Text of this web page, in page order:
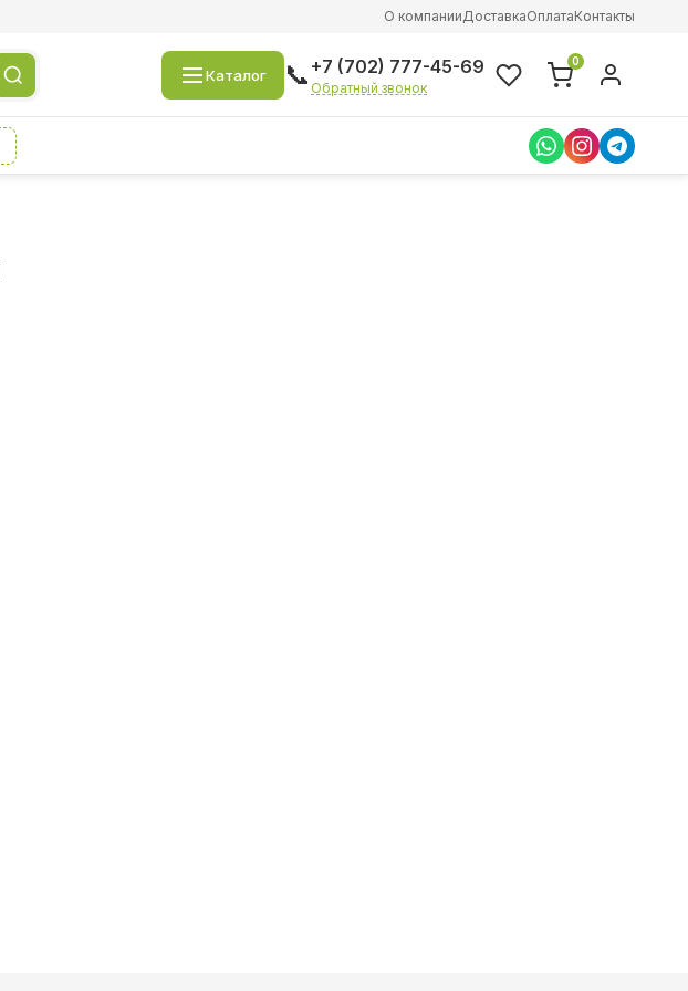
О компанииДоставкаОплатаКонтакты
Каталог 📞 +7 (702) 777-45-69
Обратный звонок
0